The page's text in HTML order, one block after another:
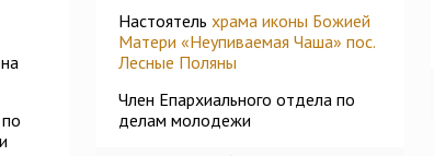
Настоятельхрама иконы Божией
Матери «Неупиваемая Чаша» пос.
Лесные Поляны
Член Епархиального отдела по
делам молодежи